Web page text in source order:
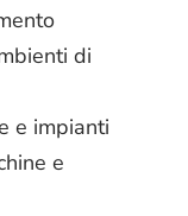
di
e impianti
e